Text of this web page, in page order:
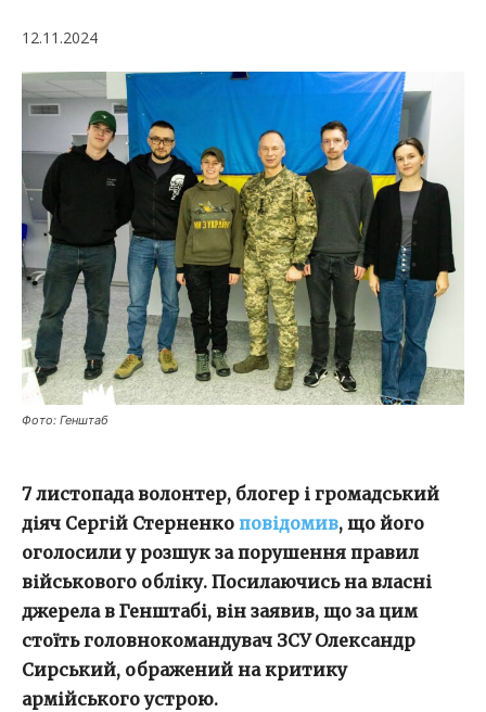
12.11.2024
Фото: Генштаб
7 листопада волонтер, блогер і громадський
діяч Сергій Стерненко повідомив, що його
оголосили у розшук за порушення правил
військового обліку. Посилаючись на власні
джерела в Генштабі, він заявив, що за цим
стоїть головнокомандувач ЗСУ Олександр
Сирський, ображений на критику
армійського устрою.